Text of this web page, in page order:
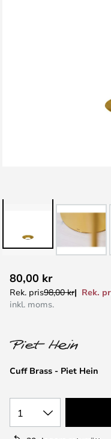
till
början
Cuff Brass - Piet Hein
80,00 kr
Rek. pris98,00 kr
Rek.
inkl. moms.
1